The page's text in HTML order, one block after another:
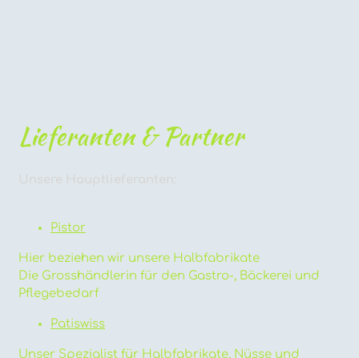
Lieferanten & Partner
Unsere Hauptlieferanten:
Pistor
Hier beziehen wir unsere Halbfabrikate
Die Grosshändlerin für den Gastro-, Bäckerei und
Pflegebedarf
Patiswiss
Unser Spezialist für Halbfabrikate, Nüsse und